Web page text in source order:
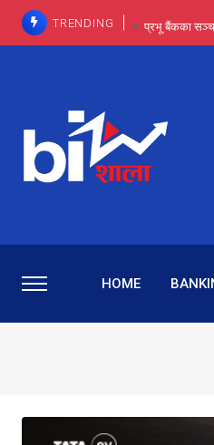
TRENDING प्रभू बैंकका
प्रभू बैंकमा
प्रभु
HOME